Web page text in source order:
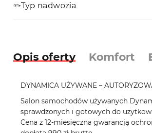
Typ nadwozia
Opis oferty Komfort
DYNAMICA UŻYWANE –
Salon samochodów używanych
sprawdzonych i gotowych do
Cena z 12-miesięczna gwarancją